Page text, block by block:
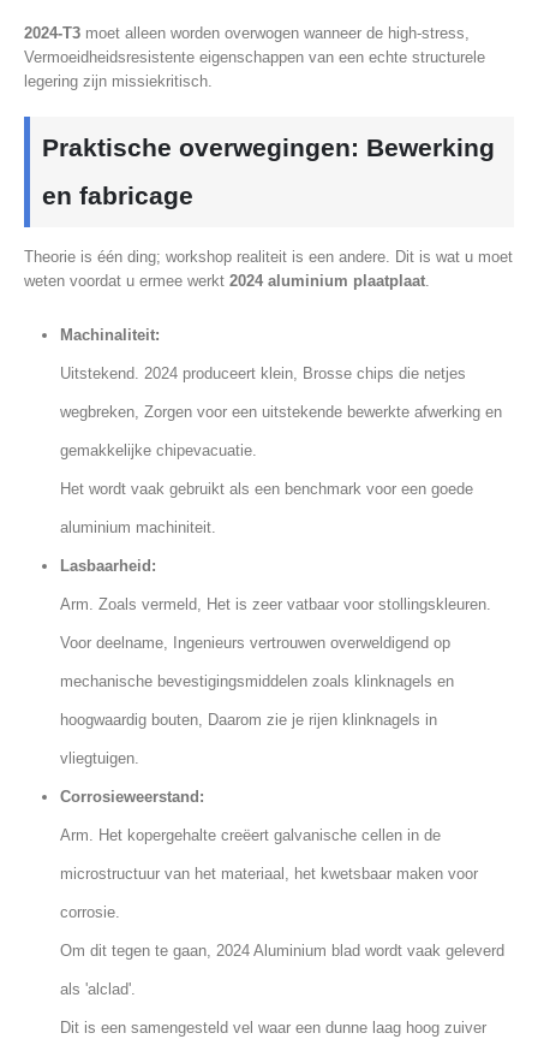
2024-T3 moet alleen worden overwogen wanneer de high-stress,
Vermoeidheidsresistente eigenschappen van een echte structurele
legering zijn missiekritisch.
Praktische overwegingen: Bewerking
en fabricage
Theorie is één ding; workshop realiteit is een andere. Dit is wat u moet
weten voordat u ermee werkt 2024 aluminium plaatplaat.
Machinaliteit:
Uitstekend. 2024 produceert klein, Brosse chips die netjes
wegbreken, Zorgen voor een uitstekende bewerkte afwerking en
gemakkelijke chipevacuatie.
Het wordt vaak gebruikt als een benchmark voor een goede
aluminium machiniteit.
Lasbaarheid:
Arm. Zoals vermeld, Het is zeer vatbaar voor stollingskleuren.
Voor deelname, Ingenieurs vertrouwen overweldigend op
mechanische bevestigingsmiddelen zoals klinknagels en
hoogwaardig bouten, Daarom zie je rijen klinknagels in
vliegtuigen.
Corrosieweerstand:
Arm. Het kopergehalte creëert galvanische cellen in de
microstructuur van het materiaal, het kwetsbaar maken voor
corrosie.
Om dit tegen te gaan, 2024 Aluminium blad wordt vaak geleverd
als 'alclad'.
Dit is een samengesteld vel waar een dunne laag hoog zuiver